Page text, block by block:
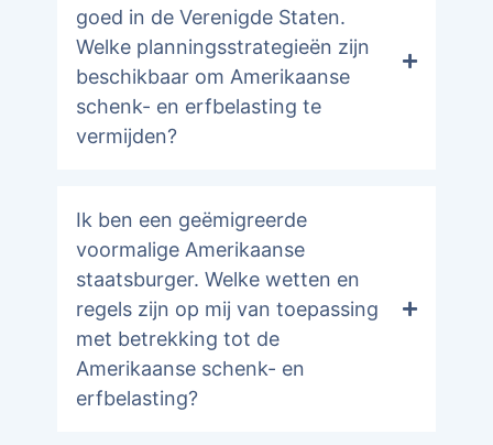
goed in de Verenigde Staten.
Welke planningsstrategieën zijn
beschikbaar om Amerikaanse
schenk- en erfbelasting te
vermijden?
Ik ben een geëmigreerde
voormalige Amerikaanse
staatsburger. Welke wetten en
regels zijn op mij van toepassing
met betrekking tot de
Amerikaanse schenk- en
erfbelasting?